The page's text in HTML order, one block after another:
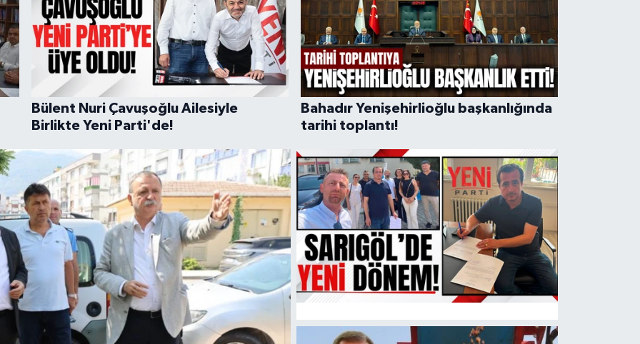
Bülent Nuri Çavuşoğlu Ailesiyle
Birlikte Yeni Parti'de!
Bahadır Yenişehirlioğlu başkanlığında
tarihi toplantı!